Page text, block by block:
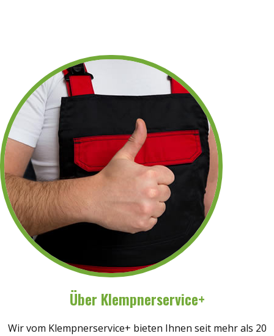
Über Klempnerservice+
Wir vom Klempnerservice+ bieten Ihnen seit mehr als 20